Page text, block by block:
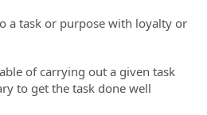
a task or purpose with loyalty or
of carrying out a given task
to get the task done well